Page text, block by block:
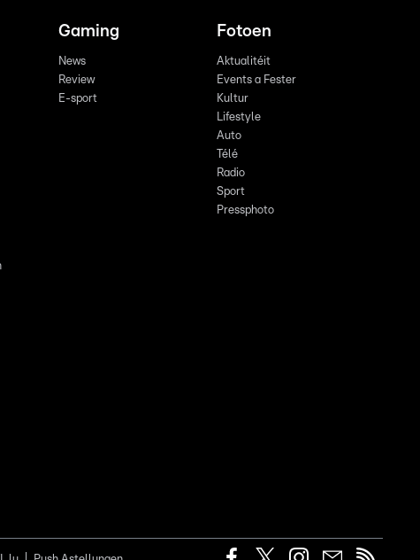
Gaming
News
Review
E-sport
Fotoen
Aktualitéit
Events a Fester
Kultur
Lifestyle
Auto
Télé
Radio
Sport
Pressphoto